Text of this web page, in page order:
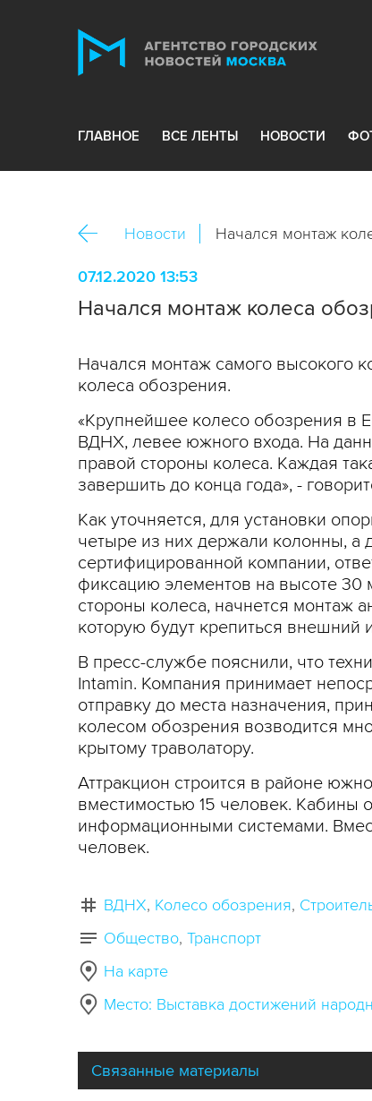
ГЛАВНОЕ ВСЕ ЛЕНТЫ НОВОСТИ
Новости Начался монтаж
07.12.2020 13:53
Начался монтаж колеса
Начался монтаж самого высокого
колеса обозрения.
«Крупнейшее колесо обозрения в
ВДНХ, левее южного входа. На
правой стороны колеса. Каждая
завершить до конца года», -
Как уточняется, для установки
четыре из них держали колонны, а
сертифицированной компании,
фиксацию элементов на высоте 30
стороны колеса, начнется монтаж
которую будут крепиться внешний
В пресс-службе пояснили, что
Intamin. Компания принимает
отправку до места назначения,
колесом обозрения возводится
крытому траволатору.
Аттракцион строится в районе
вместимостью 15 человек. Кабины
информационными системами.
человек.
ВДНХ Колесо обозрения
Общество Транспорт
На карте
Место: Выставка достижений
Связанные материалы